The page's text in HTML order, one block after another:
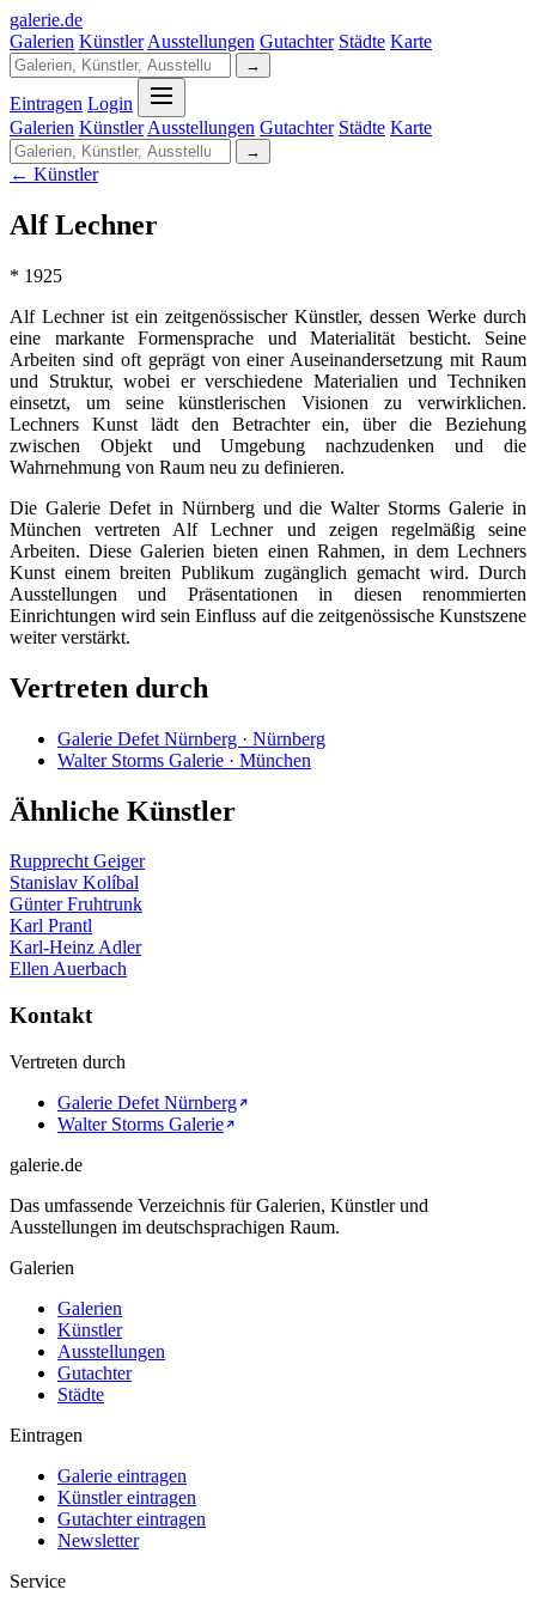
galerie.de
Galerien Künstler Ausstellungen Gutachter Städte Karte
→
Eintragen Login
Galerien Künstler Ausstellungen Gutachter Städte Karte
→
← Künstler
Alf Lechner
* 1925
Alf Lechner ist ein zeitgenössischer Künstler, dessen Werke durch
eine markante Formensprache und Materialität besticht. Seine
Arbeiten sind oft geprägt von einer Auseinandersetzung mit Raum
und Struktur, wobei er verschiedene Materialien und Techniken
einsetzt, um seine künstlerischen Visionen zu verwirklichen.
Lechners Kunst lädt den Betrachter ein, über die Beziehung
zwischen Objekt und Umgebung nachzudenken und die
Wahrnehmung von Raum neu zu definieren.
Die Galerie Defet in Nürnberg und die Walter Storms Galerie in
München vertreten Alf Lechner und zeigen regelmäßig seine
Arbeiten. Diese Galerien bieten einen Rahmen, in dem Lechners
Kunst einem breiten Publikum zugänglich gemacht wird. Durch
Ausstellungen und Präsentationen in diesen renommierten
Einrichtungen wird sein Einfluss auf die zeitgenössische Kunstszene
weiter verstärkt.
Vertreten durch
Galerie Defet Nürnberg · Nürnberg
Walter Storms Galerie · München
Ähnliche Künstler
Rupprecht Geiger
Stanislav Kolíbal
Günter Fruhtrunk
Karl Prantl
Karl-Heinz Adler
Ellen Auerbach
Kontakt
Vertreten durch
Galerie Defet Nürnberg
Walter Storms Galerie
galerie.de
Das umfassende Verzeichnis für Galerien, Künstler und
Ausstellungen im deutschsprachigen Raum.
Galerien
Galerien
Künstler
Ausstellungen
Gutachter
Städte
Eintragen
Galerie eintragen
Künstler eintragen
Gutachter eintragen
Newsletter
Service